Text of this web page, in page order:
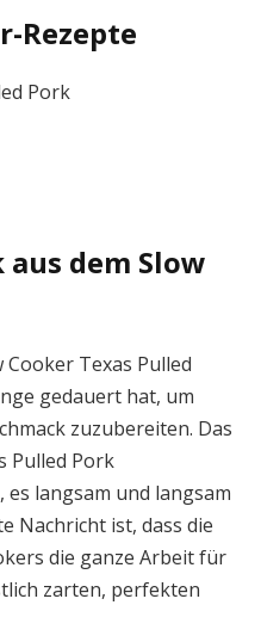
Rezepte
dem Slow
Cooker Texas Pulled
gedauert hat, um
zuzubereiten. Das
Pulled Pork
langsam und langsam
Nachricht ist, dass die
die ganze Arbeit für
zarten, perfekten